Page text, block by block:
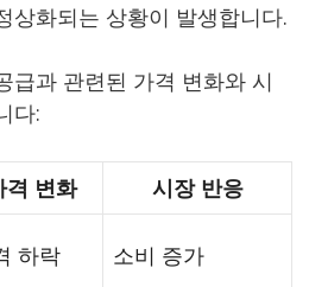
상화되는 상황이 발생합니다.
급과 관련된 가격 변화와 시
다:
격 변화
시장 반응
하락 소비 증가